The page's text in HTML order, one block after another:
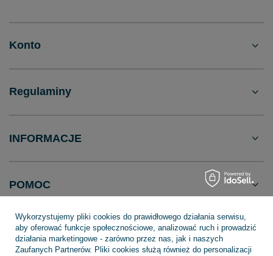
Konto
Regulaminy
INFORMACJE
POMOC
+48 695 775 577 kontakt@topfish.pl
Wykorzystujemy pliki cookies do prawidłowego działania serwisu,
aby oferować funkcje społecznościowe, analizować ruch i prowadzić
działania marketingowe - zarówno przez nas, jak i naszych
Zaufanych Partnerów. Pliki cookies służą również do personalizacji